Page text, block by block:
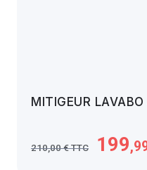
MITIGEUR
210,00 € TTC 199